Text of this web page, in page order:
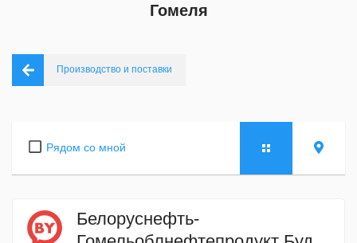
Гомеля
Производство и поставки
Рядом со мной
Белоруснефть-